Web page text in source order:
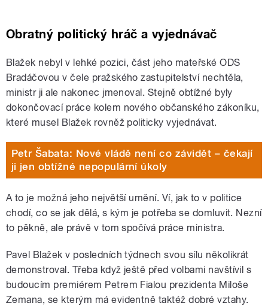
Obratný politický hráč a vyjednávač
Blažek nebyl v lehké pozici, část jeho mateřské ODS
Bradáčovou v čele pražského zastupitelství nechtěla,
ministr ji ale nakonec jmenoval. Stejně obtížné byly
dokončovací práce kolem nového občanského zákoníku,
které musel Blažek rovněž politicky vyjednávat.
Petr Šabata: Nové vládě není co závidět – čekají
ji jen obtížné nepopulární úkoly
A to je možná jeho největší umění. Ví, jak to v politice
chodí, co se jak dělá, s kým je potřeba se domluvit. Nezní
to pěkně, ale právě v tom spočívá práce ministra.
Pavel Blažek v posledních týdnech svou sílu několikrát
demonstroval. Třeba když ještě před volbami navštívil s
budoucím premiérem Petrem Fialou prezidenta Miloše
Zemana, se kterým má evidentně taktéž dobré vztahy.